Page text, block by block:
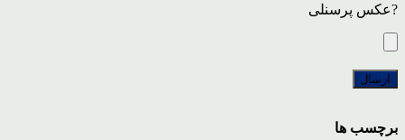
?عکس پرسنلی
برچسب ها